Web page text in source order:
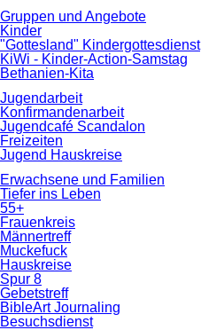
Gruppen und Angebote
Kinder
"Gottesland" Kindergottesdienst
KiWi - Kinder-Action-Samstag
Bethanien-Kita
Jugendarbeit
Konfirmandenarbeit
Jugendcafé Scandalon
Freizeiten
Jugend Hauskreise
Erwachsene und Familien
Tiefer ins Leben
55+
Frauenkreis
Männertreff
Muckefuck
Hauskreise
Spur 8
Gebetstreff
BibleArt Journaling
Besuchsdienst